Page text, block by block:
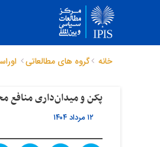
خانه گروه های مطالعاتی
پکن و میدان‌داری منافع
۱۲ مرداد ۱۴۰۴